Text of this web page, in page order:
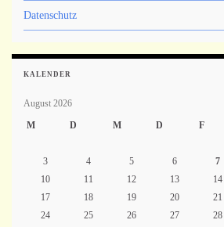
Datenschutz
KALENDER
August 2026
M
D M D F
3
4 5 6 7
10
11 12 13 14
17
18 19 20 21
24
25 26 27 28